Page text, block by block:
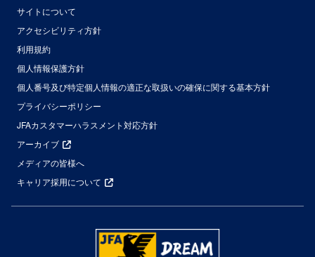
サイトについて
アクセシビリティ方針
利用規約
個人情報保護方針
個人番号及び特定個人情報の適正な取扱いの確保に関する基本方針
プライバシーポリシー
JFAカスタマーハラスメント対応方針
アーカイブ
メディアの皆様へ
キャリア採用について